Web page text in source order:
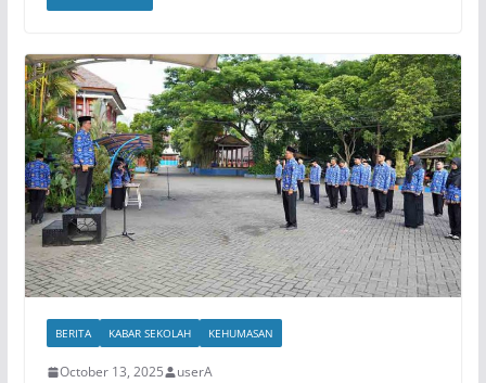
BERITA KABAR SEKOLAH KEHUMASAN
October 13, 2025 userA